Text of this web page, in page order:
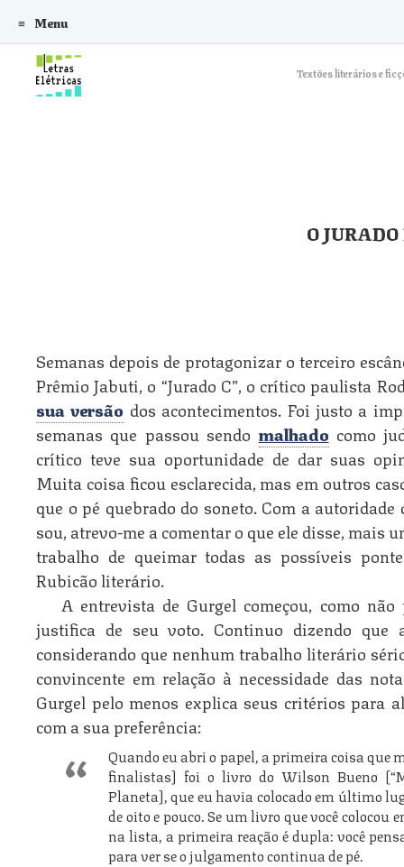
Textões literários e
Menu
Skip to content
O
Semanas depois de protagonizar o terceiro
Prêmio Jabuti, o “Jurado C”, o crítico paulista
sua versão dos acontecimentos. Foi justo a
semanas que passou sendo malhado como
crítico teve sua oportunidade de dar suas
Muita coisa ficou esclarecida, mas em outros
que o pé quebrado do soneto. Com a
sou, atrevo-me a comentar o que ele disse, mais
trabalho de queimar todas as possíveis
Rubicão literário.
A entrevista de Gurgel começou, como
justifica de seu voto. Continuo dizendo que
considerando que nenhum trabalho literário
convincente em relação à necessidade das
Gurgel pelo menos explica seus critérios para
com a sua preferência:
Quando eu abri o papel, a primeira coisa que
finalistas] foi o livro do Wilson Bueno
Planeta], que eu havia colocado em último
de oito e pouco. Se um livro que você
na lista, a primeira reação é dupla: você
para ver se o julgamento continua de pé.